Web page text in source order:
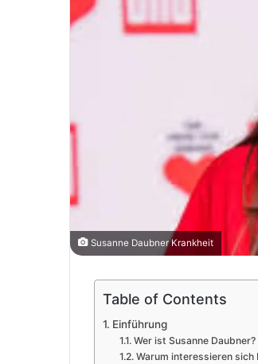
Susanne Daubner Krankheit
Table of Contents
Einführung
Wer ist Susanne Daubner?
Warum interessieren sich